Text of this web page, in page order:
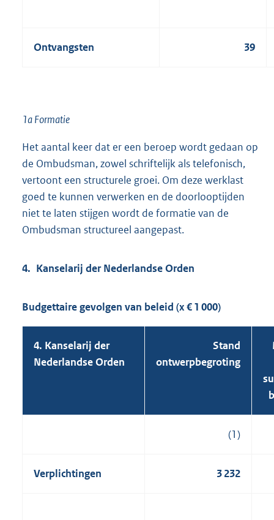
Ontvangsten 39
1a Formatie
Het aantal keer dat er een beroep wordt gedaan op
de Ombudsman, zowel schriftelijk als telefonisch,
vertoont een structurele groei. Om deze werklast
goed te kunnen verwerken en de doorlooptijden
niet te laten stijgen wordt de formatie van de
Ombudsman structureel aangepast.
4. Kanselarij der Nederlandse Orden
Budgettaire gevolgen van beleid (x € 1 000)
4. Kanselarij der
Nederlandse Orden
Stand
ontwerpbegroting
(1)
Verplichtingen 3 232